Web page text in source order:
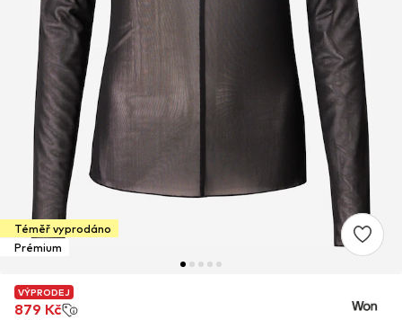
Téměř vyprodáno
Prémium
VÝPRODEJ
879 Kč
VÝPRODEJ
879 Kč